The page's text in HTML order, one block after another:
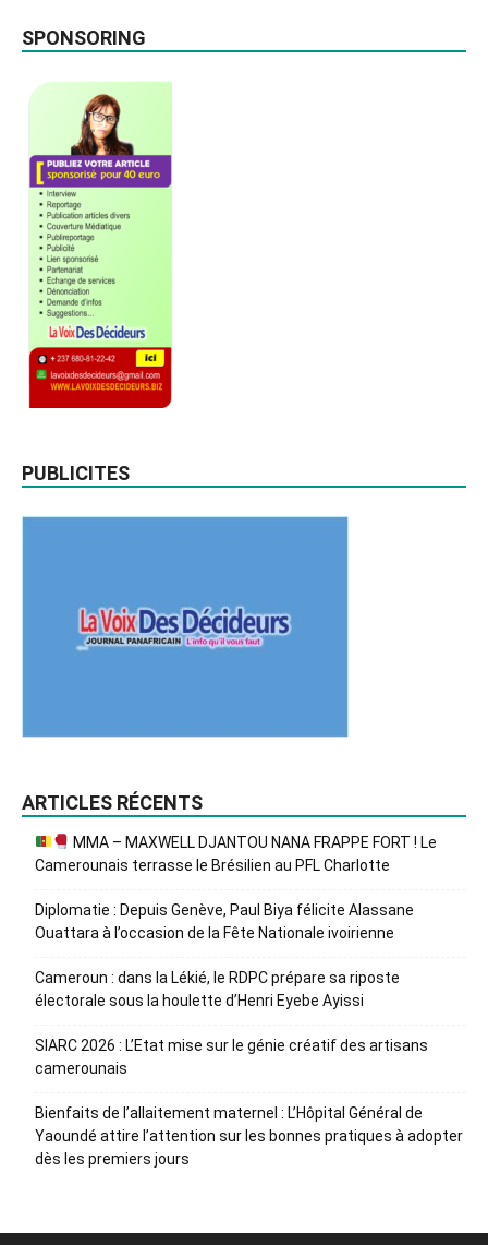
SPONSORING
PUBLICITES
ARTICLES RÉCENTS
MMA – MAXWELL DJANTOU NANA FRAPPE FORT ! Le
Camerounais terrasse le Brésilien au PFL Charlotte
Diplomatie : Depuis Genève, Paul Biya félicite Alassane
Ouattara à l’occasion de la Fête Nationale ivoirienne
Cameroun : dans la Lékié, le RDPC prépare sa riposte
électorale sous la houlette d’Henri Eyebe Ayissi
SIARC 2026 : L’Etat mise sur le génie créatif des artisans
camerounais
Bienfaits de l’allaitement maternel : L’Hôpital Général de
Yaoundé attire l’attention sur les bonnes pratiques à adopter
dès les premiers jours